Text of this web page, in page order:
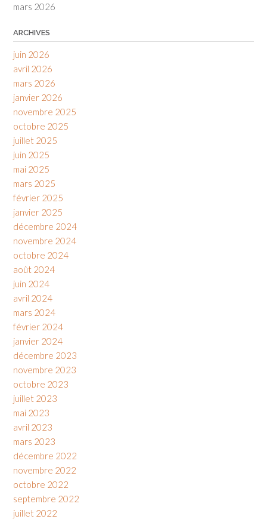
mars 2026
ARCHIVES
juin 2026
avril 2026
mars 2026
janvier 2026
novembre 2025
octobre 2025
juillet 2025
juin 2025
mai 2025
mars 2025
février 2025
janvier 2025
décembre 2024
novembre 2024
octobre 2024
août 2024
juin 2024
avril 2024
mars 2024
février 2024
janvier 2024
décembre 2023
novembre 2023
octobre 2023
juillet 2023
mai 2023
avril 2023
mars 2023
décembre 2022
novembre 2022
octobre 2022
septembre 2022
juillet 2022